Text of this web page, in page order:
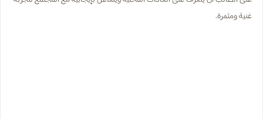
غنية ومثمرة.